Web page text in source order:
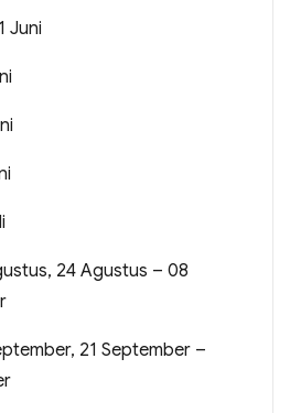
Juni
24 Agustus – 08
21 September –